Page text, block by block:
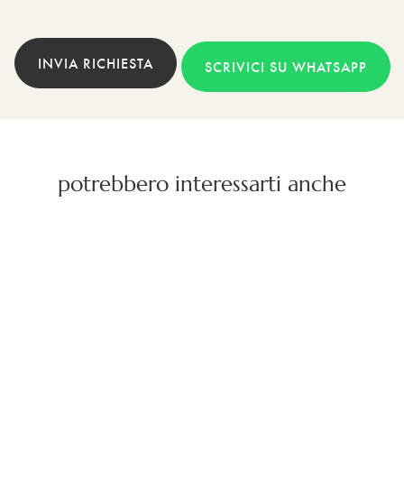
INVIA RICHIESTA SCRIVICI SU WHATSAPP
potrebbero interessarti anche